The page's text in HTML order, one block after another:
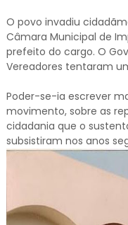
O povo invadiu
Câmara Municipal de
prefeito do cargo. O
Vereadores tentaram
Poder-se-ia escrever
movimento, sobre as
cidadania que o
subsistiram nos anos